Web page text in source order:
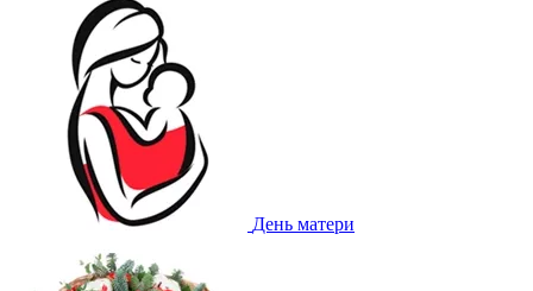
День матери